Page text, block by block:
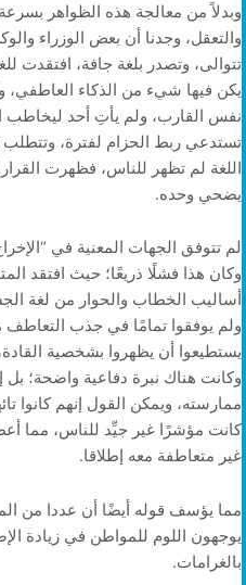
وبدلاً من معالجة هذه الظواهر
والتعقل، وجدنا أن بعض الوزراء
تتوالى، وتصدر بلغة جافة، افتقدت
يكن فيها شيء من الذكاء العاطفي،
نفس القارب، ولم يأتِ أحد ليخاطب
تستدعي ربط الحزام لفترة،
اللغة لم تظهر للناس، فظهرت
يضحي وحده.
لم تتوفق الجهات المعنية في
وكان هذا فشلًا ذريعًا؛ حيث افتقد
أساليب الخطاب والحوار من لغة
ولم يوفقوا تمامًا في جذب التعاطف
يستطيعوا أن يظهروا بشخصية
وكانت هناك نبرة دفاعية واضحة؛ بل
ممارسته، ويمكن القول إنهم كانوا
كانت مؤشرًا غير جيِّد للناس، مما
غير متعاطفة معه إطلاقا.
مما يؤسف قوله أيضًا أن عددا من
يوجهون اللوم للمواطن في زيادة
بالغرامات.